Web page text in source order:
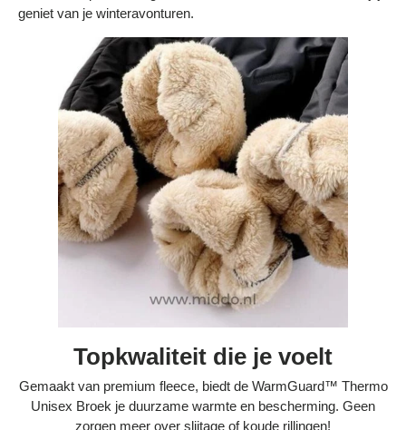
geniet van je winteravonturen.
Topkwaliteit die je voelt
Gemaakt van premium fleece, biedt de WarmGuard™ Thermo
Unisex Broek je duurzame warmte en bescherming. Geen
zorgen meer over slijtage of koude rillingen!